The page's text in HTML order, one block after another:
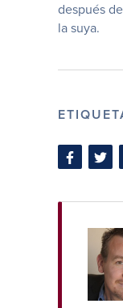
después
la suya.
Compartir